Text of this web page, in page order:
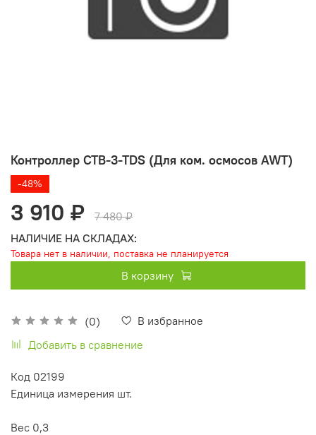
Контроллер CTB-3-TDS (Для ком. осмосов AWT)
(0)
В избранное
Добавить в сравнение
-48%
3 910 ₽
7 480 ₽
НАЛИЧИЕ НА СКЛАДАХ:
Товара нет в наличии, поставка не планируется
В корзину
Код 02199
Единица измерения шт.
Вес 0,3